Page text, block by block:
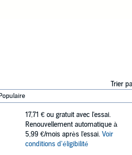
Trier
17,71 € ou gratuit avec l'essai.
Renouvellement automatique à
5,99 €/mois après l'essai. Voir
conditions d'éligibilité